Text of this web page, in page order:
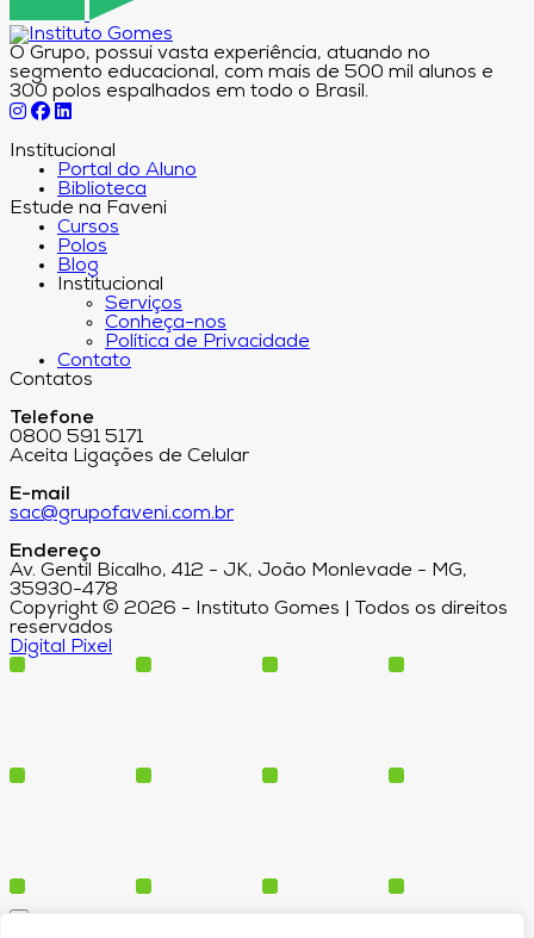
O Grupo, possui vasta experiência, atuando no
segmento educacional, com mais de 500 mil alunos e
300 polos espalhados em todo o Brasil.
Institucional
Portal do Aluno
Biblioteca
Estude na Faveni
Cursos
Polos
Blog
Institucional
Serviços
Conheça-nos
Política de Privacidade
Contato
Contatos
Telefone
0800 591 5171
Aceita Ligações de Celular
E-mail
sac@grupofaveni.com.br
Endereço
Av. Gentil Bicalho, 412 - JK, João Monlevade - MG,
35930-478
Copyright © 2026 - Instituto Gomes | Todos os direitos
reservados
Digital Pixel